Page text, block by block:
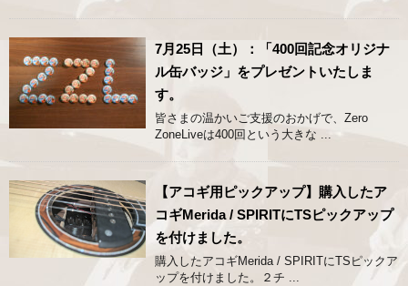
7月25日（土）：「400回記念オリジナ
ル缶バッジ」をプレゼントいたしま
す。
皆さまの温かいご支援のおかげで、Zero
ZoneLiveは400回という大きな ...
【アコギ用ピックアップ】購入したア
コギMerida / SPIRITにTSピックアップ
を付けました。
購入したアコギMerida / SPIRITにTSピックア
ップを付けました。２チ ...